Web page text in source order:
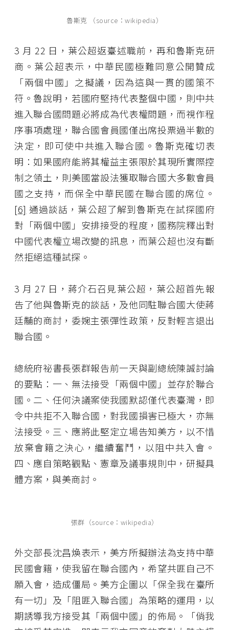
魯斯克 （source：wikipedia）
3 月 22 日，葉公超返臺述職前，再和魯斯克研
商。葉公超表示，中華民國極難同意公開贊成
「兩個中國」之擬議，因為這與一貫的國策不
符。魯說明，若國府堅持代表整個中國，則中共
進入聯合國問題必將成為代表權問題，而視作程
序事項處理，聯合國會員國僅出席投票過半數的
決定，即可使中共進入聯合國。魯斯克確切表
明：如果國府能將其權益主張限於其現所實際控
制之領土，則美國當設法獲取聯合國大多數會員
國之支持，而保全中華民國在聯合國的席位。
[6] 通過談話，葉公超了解到魯斯克在試探國府
對「兩個中國」安排接受的程度，國務院釋出對
中國代表權立場改變的訊息，而葉公超也沒有斷
然拒絕這種試探。
3 月 27 日，蔣介石召見葉公超，葉公超首先報
告了他與魯斯克的談話，及他同駐聯合國大使蔣
廷黼的商討，委婉主張彈性政策，反對輕言退出
聯合國。
總統府祕書長張群報告前一天與副總統陳誠討論
的要點：一、無法接受「兩個中國」並存於聯合
國。二、任何決議案使我國默認僅代表臺灣，即
令中共拒不入聯合國，對我國損害已極大，亦無
法接受。三、應將此堅定立場告知美方，以不惜
放棄會籍之決心，繼續奮鬥，以阻中共入會。
四、應自策略觀點、憲章及議事規則中，研擬具
體方案，與美商討。
張群（source：wikipedia）
外交部長沈昌煥表示，美方所擬辦法為支持中華
民國會籍，使我留在聯合國內，希望共匪自己不
願入會，造成僵局。美方企圖以「保全我在臺所
有一切」及「阻匪入聯合國」為策略的運用，以
期誘導我方接受其「兩個中國」的佈局。「倘我